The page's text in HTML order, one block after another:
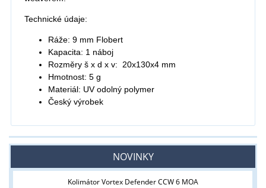
Technické údaje:
Ráže: 9 mm Flobert
Kapacita: 1 náboj
Rozměry š x d x v: 20x130x4 mm
Hmotnost: 5 g
Materiál: UV odolný polymer
Český výrobek
NOVINKY
Kolimátor Vortex Defender CCW 6 MOA